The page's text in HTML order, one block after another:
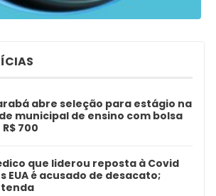
abre seleção para estágio na
municipal de ensino com bolsa
700
que liderou reposta à Covid
EUA é acusado de desacato;